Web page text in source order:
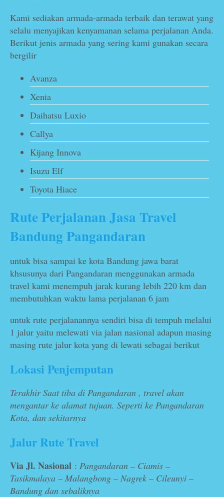
Kami sediakan armada-armada terbaik dan terawat yang
selalu menyajikan kenyamanan selama perjalanan Anda.
Berikut jenis armada yang sering kami gunakan secara
bergilir
Avanza
Xenia
Daihatsu Luxio
Callya
Kijang Innova
Isuzu Elf
Toyota Hiace
Rute Perjalanan Jasa Travel
Bandung Pangandaran
untuk bisa sampai ke kota Bandung jawa barat
khsusunya dari Pangandaran menggunakan armada
travel kami menempuh jarak kurang lebih 220 km dan
membutuhkan waktu lama perjalanan 6 jam
untuk rute perjalanannya sendiri bisa di tempuh melalui
1 jalur yaitu melewati via jalan nasional adapun masing
masing rute jalur kota yang di lewati sebagai berikut
Lokasi Penjemputan
Terakhir Saat tiba di Pangandaran , travel akan
mengantar ke alamat tujuan. Seperti ke Pangandaran
Kota, dan sekitarnya
Jalur Rute Travel
Via Jl. Nasional : Pangandaran – Ciamis –
Tasikmalaya – Malangbong – Nagrek – Cileunyi –
Bandung dan sebaliknya